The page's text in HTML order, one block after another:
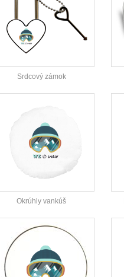
Srdcový zámok
Okrúhly vankúš